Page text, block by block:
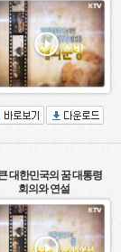
대한민국의 꿈 대통령
회의와 연설